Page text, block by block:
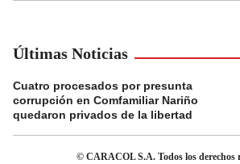
Últimas Noticias
Cuatro procesados por presunta
corrupción en Comfamiliar Nariño
quedaron privados de la libertad
© CARACOL S.A. Todos los derechos